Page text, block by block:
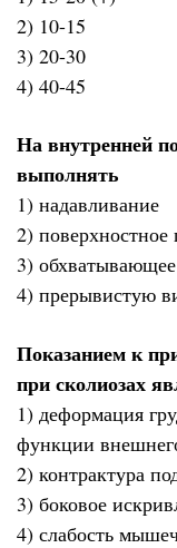
2) 10-15
3) 20-30
4) 40-45
На внутренней
выполнять
1) надавливание
2) поверхностное
3)
4) прерывистую
Показанием к
при сколиозах
1) деформация
функции
2) контрактура
3) боковое
4) слабость